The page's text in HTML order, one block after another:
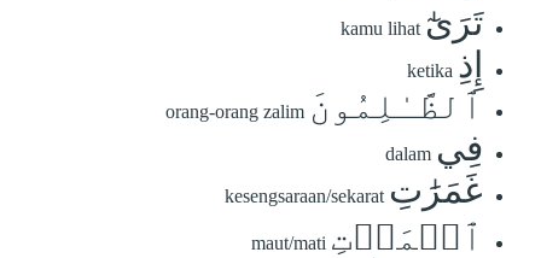
تَرَىٰٓ kamu lihat
إِذِ ketika
ٱلظَّـٰلِمُونَ orang-orang zalim
فِي dalam
غَمَرَٰتِ kesengsaraan/sekarat
ٱلۡمَوۡتِ maut/mati